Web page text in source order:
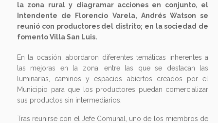
la zona rural y diagramar acciones en conjunto, el
Intendente de Florencio Varela, Andrés Watson se
reunió con productores del distrito; en la sociedad de
fomento Villa San Luis.
En la ocasión, abordaron diferentes temáticas inherentes a
las mejoras en la zona; entre las que se destacan las
luminarias, caminos y espacios abiertos creados por el
Municipio para que los productores puedan comercializar
sus productos sin intermediarios.
Tras reunirse con el Jefe Comunal, uno de los miembros de